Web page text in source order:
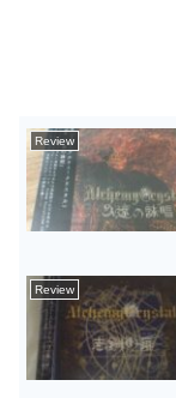
Review
Review